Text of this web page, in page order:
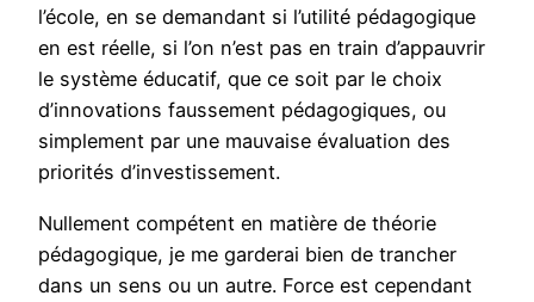
l’école, en se demandant si l’utilité pédagogique
en est réelle, si l’on n’est pas en train d’appauvrir
le système éducatif, que ce soit par le choix
d’innovations faussement pédagogiques, ou
simplement par une mauvaise évaluation des
priorités d’investissement.
Nullement compétent en matière de théorie
pédagogique, je me garderai bien de trancher
dans un sens ou un autre. Force est cependant